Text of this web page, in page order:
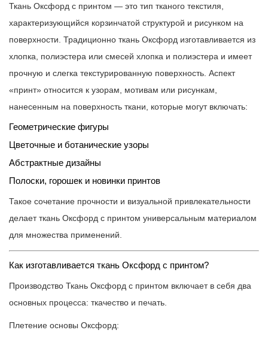
принтом?
3
Почему
стоит
выбирать
ткань
Оксфорд
с
принтом
вместо
других
Каковы
общие
Оксфорд
с
принтом?
Ткань Оксфорд с принтом — это тип тканого текстиля,
характеризующийся корзинчатой ​​​​структурой и рисунком на
поверхности. Традиционно ткань Оксфорд изготавливается из
хлопка, полиэстера или смесей хлопка и полиэстера и имеет
прочную и слегка текстурированную поверхность. Аспект
«принт» относится к узорам, мотивам или рисункам,
нанесенным на поверхность ткани, которые могут включать:
Геометрические фигуры
Цветочные и ботанические узоры
Абстрактные дизайны
Полоски, горошек и новинки принтов
Такое сочетание прочности и визуальной привлекательности
делает ткань Оксфорд с принтом универсальным материалом
для множества применений.
Как изготавливается ткань Оксфорд с принтом?
Производство Ткань Оксфорд с принтом включает в себя два
основных процесса: ткачество и печать.
Плетение основы Оксфорд: